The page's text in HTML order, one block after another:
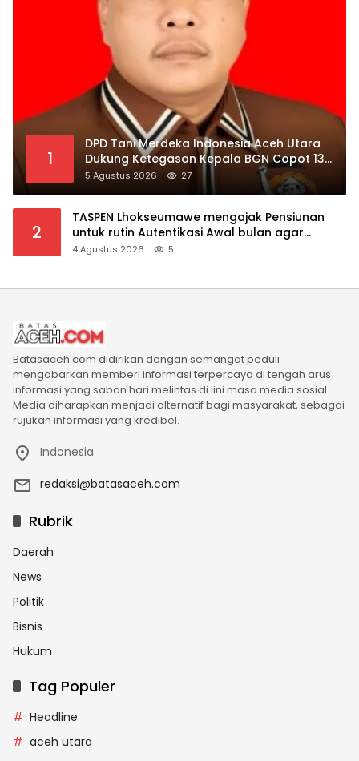
1
DPD Tani Merdeka Indonesia Aceh Utara
Dukung Ketegasan Kepala BGN Copot 137
Kepala SPPG
5 Agustus 2026 27
2
TASPEN Lhokseumawe mengajak Pensiunan
untuk rutin Autentikasi Awal bulan agar
Manfaat Pensiun tetap Lancar
4 Agustus 2026 5
Batasaceh.com didirikan dengan semangat peduli
mengabarkan memberi informasi terpercaya di tengah arus
informasi yang saban hari melintas di lini masa media sosial.
Media diharapkan menjadi alternatif bagi masyarakat, sebagai
rujukan informasi yang kredibel.
Indonesia
redaksi@batasaceh.com
Rubrik
Daerah
News
Politik
Bisnis
Hukum
Tag Populer
Headline
aceh utara